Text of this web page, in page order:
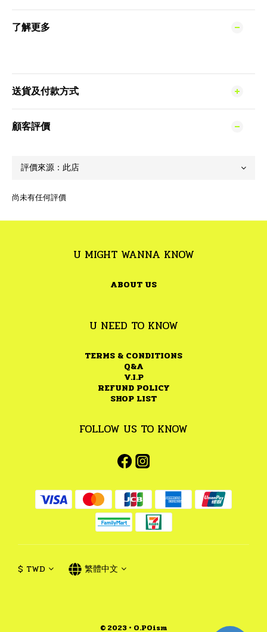
了解更多
送貨及付款方式
顧客評價
尚未有任何評價
U MIGHT WANNA KNOW
ABOUT US
U NEED TO KNOW
TERMS & CONDITIONS
Q&A
V.I.P
REFUND POLICY
SHOP LIST
FOLLOW US TO KNOW
$ TWD 繁體中文
© 2023 • O.POism